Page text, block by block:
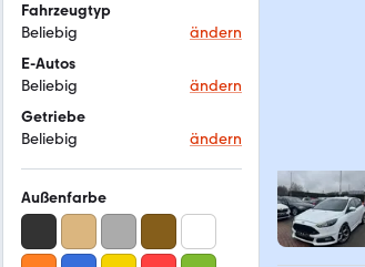
Fahrzeugtyp
Beliebig
ändern
E-Autos
Beliebig
ändern
Getriebe
Beliebig
ändern
Außenfarbe